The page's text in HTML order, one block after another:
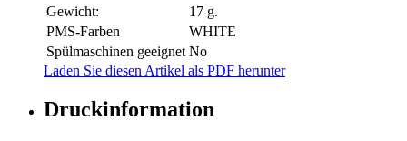
Gewicht:
17 g.
PMS-Farben
WHITE
Spülmaschinen geeignet No
Laden Sie diesen Artikel als PDF herunter
Druckinformation